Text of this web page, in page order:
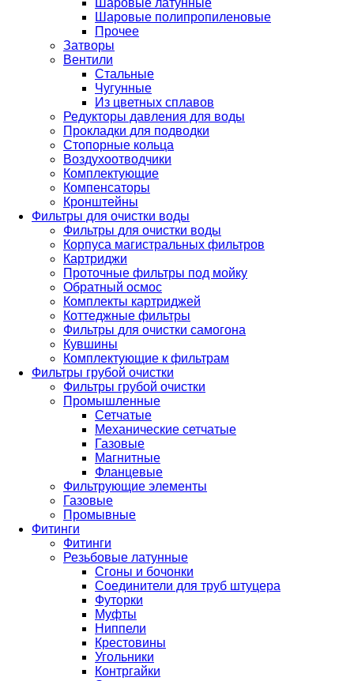
Шаровые латунные
Шаровые полипропиленовые
Прочее
Затворы
Вентили
Стальные
Чугунные
Из цветных сплавов
Редукторы давления для воды
Прокладки для подводки
Стопорные кольца
Воздухоотводчики
Комплектующие
Компенсаторы
Кронштейны
Фильтры для очистки воды
Фильтры для очистки воды
Корпуса магистральных фильтров
Картриджи
Проточные фильтры под мойку
Обратный осмос
Комплекты картриджей
Коттеджные фильтры
Фильтры для очистки самогона
Кувшины
Комплектующие к фильтрам
Фильтры грубой очистки
Фильтры грубой очистки
Промышленные
Сетчатые
Механические сетчатые
Газовые
Магнитные
Фланцевые
Фильтрующие элементы
Газовые
Промывные
Фитинги
Фитинги
Резьбовые латунные
Сгоны и бочонки
Соединители для труб штуцера
Футорки
Муфты
Ниппели
Крестовины
Угольники
Контргайки